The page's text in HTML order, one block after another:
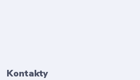
Kontakty